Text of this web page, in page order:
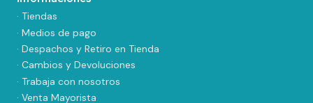
· Tiendas
· Medios de pago
· Despachos y Retiro en Tienda
· Cambios y Devoluciones
· Trabaja con nosotros
· Venta Mayorista